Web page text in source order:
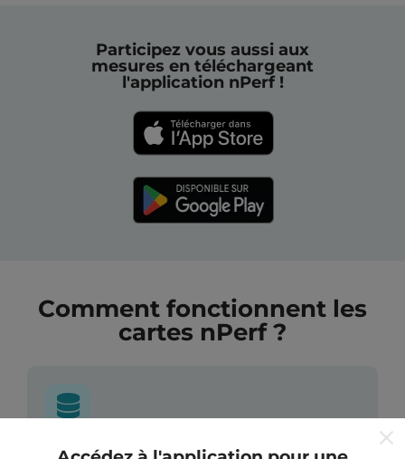
Participez vous aussi aux
mesures en téléchargeant
l'application nPerf !
Comment fonctionnent les
cartes nPerf ?